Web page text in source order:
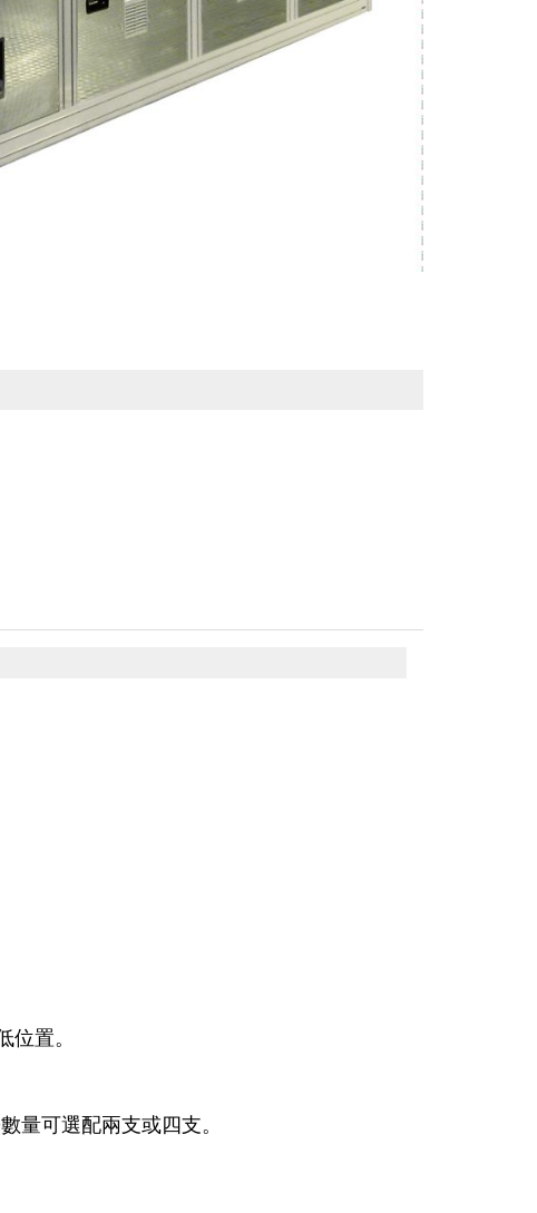
置。
數量可選配兩支或四支。